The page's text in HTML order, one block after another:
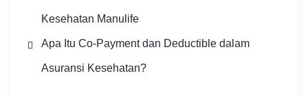
Kesehatan Manulife
Apa Itu Co-Payment dan Deductible dalam
Asuransi Kesehatan?